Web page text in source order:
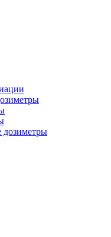
дозиметры